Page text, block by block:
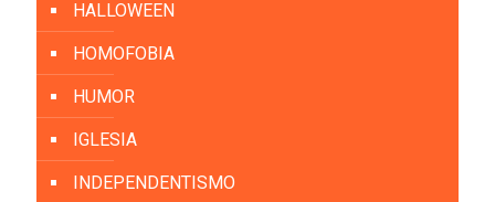
HALLOWEEN
HOMOFOBIA
HUMOR
IGLESIA
INDEPENDENTISMO